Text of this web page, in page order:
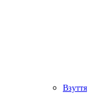
Взуття